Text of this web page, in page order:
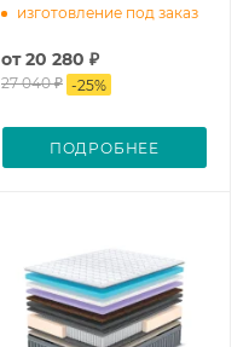
изготовление под заказ
от20 280 ₽
27 040 ₽ -25%
ПОДРОБНЕЕ